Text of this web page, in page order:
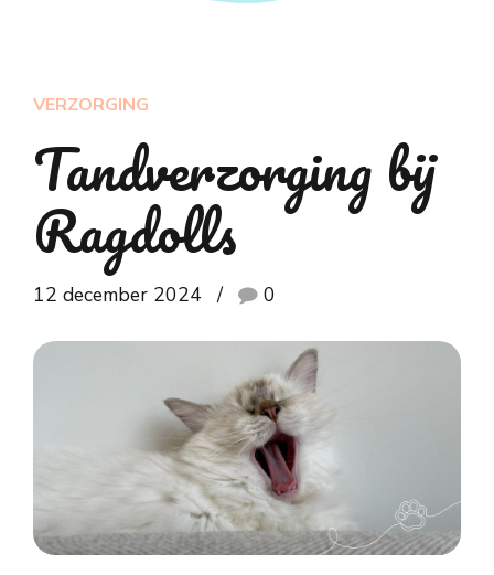
VERZORGING
Tandverzorging bij
Ragdolls
12 december 2024 0